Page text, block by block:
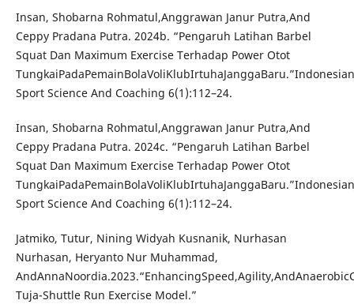
Insan, Shobarna Rohmatul,Anggrawan Janur Putra,And
Ceppy Pradana Putra. 2024b. “Pengaruh Latihan Barbel
Squat Dan Maximum Exercise Terhadap Power Otot
Sport Science And Coaching 6(1):112–24.
Insan, Shobarna Rohmatul,Anggrawan Janur Putra,And
Ceppy Pradana Putra. 2024c. “Pengaruh Latihan Barbel
Squat Dan Maximum Exercise Terhadap Power Otot
Sport Science And Coaching 6(1):112–24.
Jatmiko, Tutur, Nining Widyah Kusnanik, Nurhasan
Nurhasan, Heryanto Nur Muhammad,
Tuja-Shuttle Run Exercise Model.”